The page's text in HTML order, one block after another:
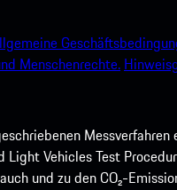
Menschenrechte.
Vehicles Test
und zu den CO₂-